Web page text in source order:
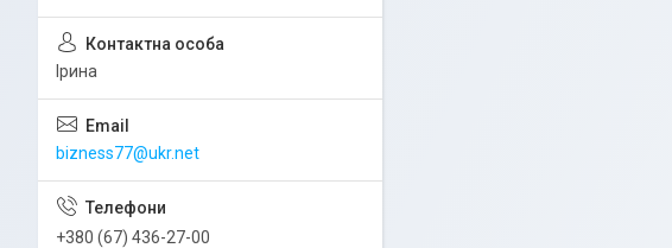
Ірина
bizness77@ukr.net
+380 (67) 436-27-00